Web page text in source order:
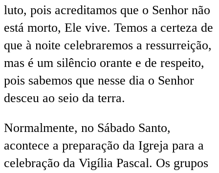
luto, pois acreditamos que o Senhor não
está morto, Ele vive. Temos a certeza de
que à noite celebraremos a ressurreição,
mas é um silêncio orante e de respeito,
pois sabemos que nesse dia o Senhor
desceu ao seio da terra.
Normalmente, no Sábado Santo,
acontece a preparação da Igreja para a
celebração da Vigília Pascal. Os grupos